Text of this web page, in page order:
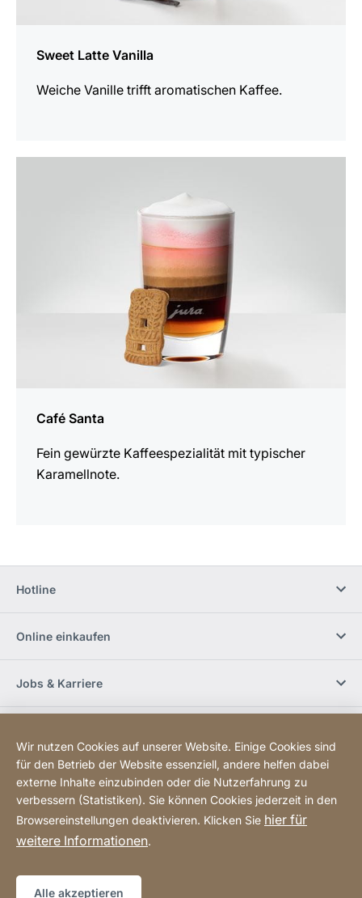
Sweet Latte Vanilla
Weiche Vanille trifft aromatischen Kaffee.
Café Santa
Fein gewürzte Kaffeespezialität mit typischer
Karamellnote.
Hotline
Online einkaufen
Jobs & Karriere
Social Media
Newsletter bestellen
Website
[Website
Sitemap
Wir nutzen Cookies auf unserer Website. Einige Cookies sind
für den Betrieb der Website essenziell, andere helfen dabei
externe Inhalte einzubinden oder die Nutzerfahrung zu
verbessern (Statistiken). Sie können Cookies jederzeit in den
Browsereinstellungen deaktivieren. Klicken Sie hier für
weitere Informationen.
Alle akzeptieren